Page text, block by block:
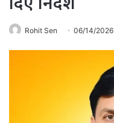
Rohit Sen 06/14/2026